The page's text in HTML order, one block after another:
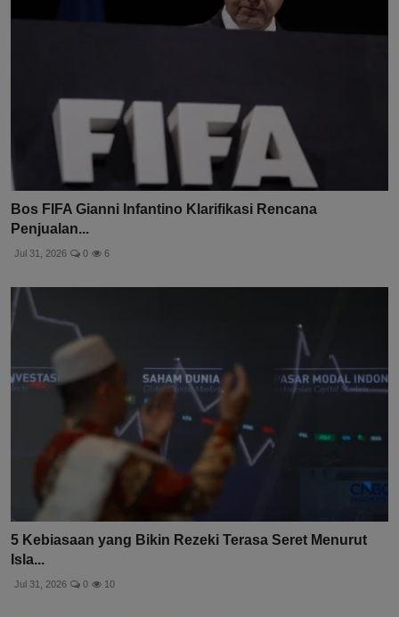
Bos FIFA Gianni Infantino Klarifikasi Rencana
Penjualan...
Jul 31, 2026 0 6
5 Kebiasaan yang Bikin Rezeki Terasa Seret Menurut
Isla...
Jul 31, 2026 0 10